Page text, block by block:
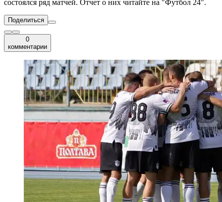
состоялся ряд матчей. Отчет о них читайте на "Футбол 24".
Поделиться
0
комментарии